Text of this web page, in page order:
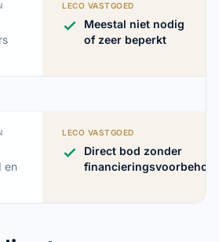
LECO VASTGOED
Meestal niet nodig
of zeer beperkt
en
LECO VASTGOED
Direct bod zonder